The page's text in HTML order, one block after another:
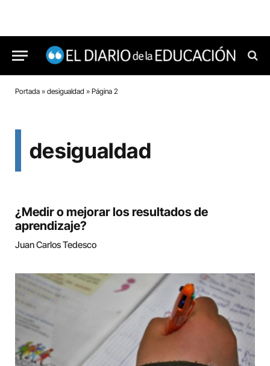
Portada » desigualdad » Página 2
desigualdad
¿Medir o mejorar los resultados de
aprendizaje?
Juan Carlos Tedesco